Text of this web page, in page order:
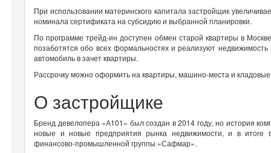
При использовании материнского капитала застройщик
номинала сертификата на субсидию и выбранной планировки.
По программе трейд-ин доступен обмен старой квартиры в
позаботятся обо всех формальностях и реализуют
автомобиль в зачет квартиры.
Рассрочку можно оформить на квартиры, машино-места и
О застройщике
Бренд девелопера «А101» был создан в 2014 году, но история
новые и новые предприятия рынка недвижимости, и в итоге
финансово-промышленной группы «Сафмар».